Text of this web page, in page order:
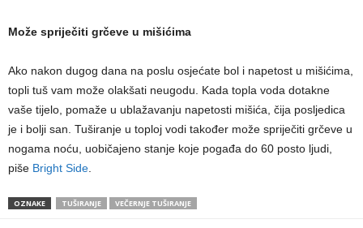
Može spriječiti grčeve u mišićima
Ako nakon dugog dana na poslu osjećate bol i napetost u mišićima,
topli tuš vam može olakšati neugodu. Kada topla voda dotakne
vaše tijelo, pomaže u ublažavanju napetosti mišića, čija posljedica
je i bolji san. Tuširanje u toploj vodi također može spriječiti grčeve u
nogama noću, uobičajeno stanje koje pogađa do 60 posto ljudi,
piše Bright Side
OZNAKE TUŠIRANJE VEČERNJE TUŠIRANJE